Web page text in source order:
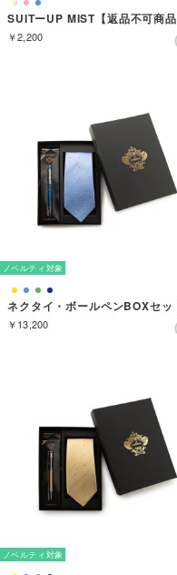
￥2,200
ノベルティ対象
￥13,200
ノベルティ対象